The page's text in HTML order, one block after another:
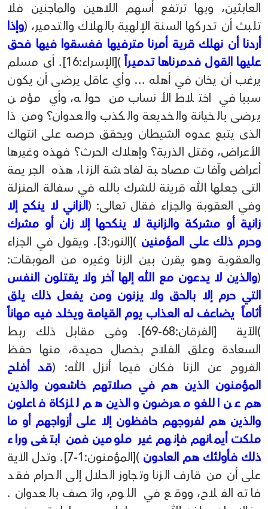
العابثين، وبها ترتفع أسهم اللاهين والماجنين فلا
تلبث أن تدركها السنة الإلهية بالهلاك والتدمير، (وإذا
أردنا أن نهلك قرية أمرنا مترفيها ففسقوا فيها فحق
عليها القول فدمرناها تدميراً
)[الإسراء:16]. أى مسلم
يرغب أن يخان في أهله … وأي عاقل يرضى أن يكون
سببا في اختلاط الأنساب من حوله، وأي مؤمن
يرضى بالخيانة والخديعة والكذب والعدوان؟ ومن ذا
الذى يتبع عدوه الشيطان ويحقق حرصه على انتهاك
الأعراض، وقتل الذرية؟ وإهلاك الحرث؟ فهذه وغيرها
أعراض وآفات مصاحبة لفاحشة الزنا، هذه الجريمة
التى جعلها الله قرينة للشرك بالله في سفالة المنزلة
وفي العقوبة والجزاء فقال تعالى: (الزاني لا ينكح إلا
زانية أو مشركة والزانية لا ينكحها إلا زان أو مشرك
وحرم ذلك على المؤمنين
)[النور:3]. ويقول في الجزاء
والعقوبة وهو يقرن بين الزنا وغيره من الموبقات:
(والذين لا يدعون مع الله إلها آخر ولا يقتلون النفس
التي حرم إلا بالحق ولا يزنون ومن يفعل ذلك يلق
أثاماً يضاعف له العذاب يوم القيامة ويخلد فيه مهاناً
)الآية [الفرقان:68-69]. وفى مقابل ذلك ربط
السعادة وعلق الفلاح بخصال حميدة، منها حفظ
الفروج عن الزنا فكان فيما أنزل الله: (قد أفلح
المؤمنون الذين هم في صلاتهم خاشعون والذين
هم عن اللغو معرضون والذين هم للزكاة فاعلون
والذين هم لفروجهم حافظون إلا على أزواجهم أو ما
ملكت أيمانهم فإنهم غير ملومين فمن ابتغى وراء
ذلك فأولئك هم العادون
)[المؤمنون:1-7]. وتدل الآية
على أن من قارف الزنا وتجاوز الحلال إلى الحرام فقد
فاته الفلاح، ووقع في اللوم، واتصف بالعدوان .